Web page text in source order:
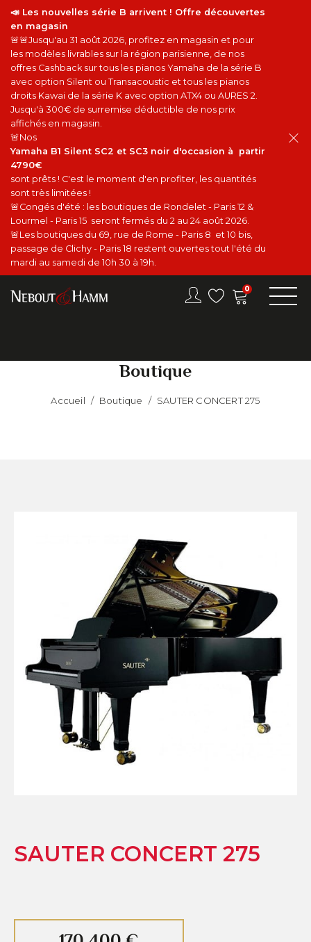
📣 Les nouvelles série B arrivent ! Offre découvertes
en magasin
🚨🚨Jusqu'au 31 août 2026, profitez en magasin et pour
les modèles livrables sur la région parisienne, de nos
offres Cashback sur tous les pianos Yamaha de la série B
avec option Silent ou Transacoustic et tous les pianos
droits Kawai de la série K avec option ATX4 ou AURES 2.
Jusqu'à 300€ de surremise déductible de nos prix
affichés en magasin.
🚨Nos
Yamaha B1 Silent SC2 et SC3 noir d'occasion à partir
4790€
sont prêts ! C'est le moment d'en profiter, les quantités
sont très limitées !
🚨Congés d'été : les boutiques de Rondelet - Paris 12 &
Lourmel - Paris 15 seront fermés du 2 au 24 août 2026.
🚨Les boutiques du 69, rue de Rome - Paris 8 et 10 bis,
passage de Clichy - Paris 18 restent ouvertes tout l'été du
mardi au samedi de 10h 30 à 19h.
0
Boutique
Accueil / Boutique / SAUTER CONCERT 275
SAUTER CONCERT 275